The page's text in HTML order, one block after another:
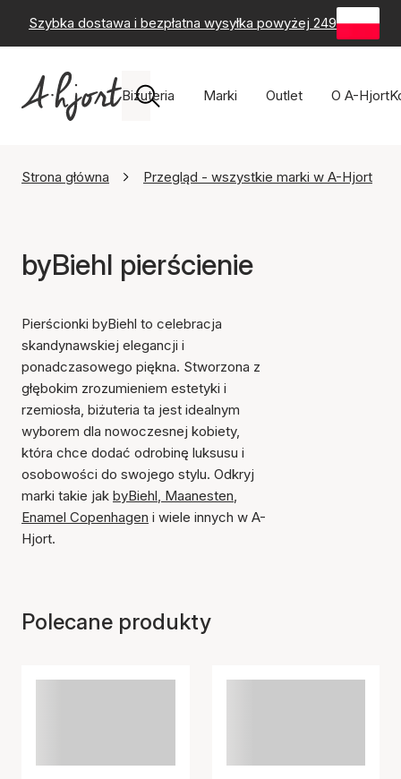
Szybka dostawa i bezpłatna wysyłka powyżej 249 zł -
Biżuteria Marki Outlet O A-Hjort
Strona główna Przegląd - wszystkie marki w A-Hjort
byBiehl pierścienie
Pierścionki byBiehl to celebracja
skandynawskiej elegancji i
ponadczasowego piękna. Stworzona z
głębokim zrozumieniem estetyki i
rzemiosła, biżuteria ta jest idealnym
wyborem dla nowoczesnej kobiety,
która chce dodać odrobinę luksusu i
osobowości do swojego stylu. Odkryj
marki takie jak byBiehl, Maanesten,
Enamel Copenhagen i wiele innych w A-
Hjort.
Polecane produkty